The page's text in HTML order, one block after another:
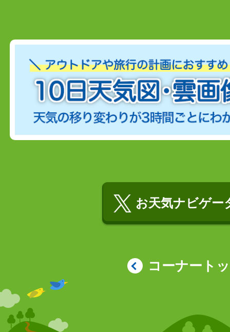
お天気ナビゲー
コーナート